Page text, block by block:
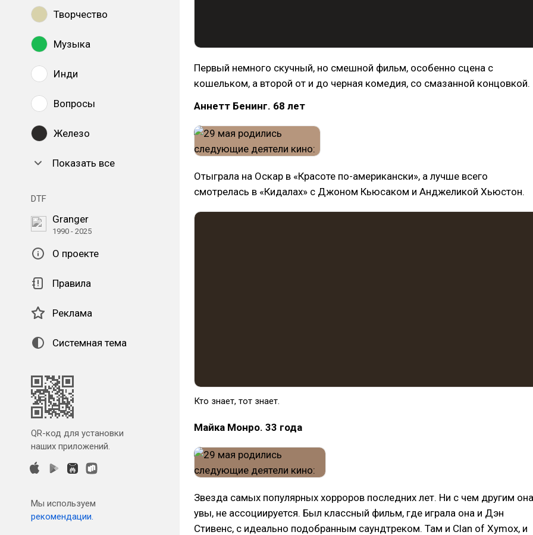
Творчество
Музыка
Инди
Вопросы
Железо
Показать все
DTF
Granger
1990 - 2025
О проекте
Правила
Реклама
Системная тема
QR-код для установки
наших приложений.
Мы используем
рекомендации.
Первый немного скучный, но смешной фильм, особенно сцена с
кошельком, а второй от и до черная комедия, со смазанной концовкой.
Аннетт Бенинг. 68 лет
Отыграла на Оскар в «Красоте по-американски», а лучше всего
смотрелась в «Кидалах» с Джоном Кьюсаком и Анджеликой Хьюстон.
Кто знает, тот знает.
Майка Монро. 33 года
Звезда самых популярных хорроров последних лет. Ни с чем другим
увы, не ассоциируется. Был классный фильм, где играла она и Дэн
Стивенс, с идеально подобранным саундтреком. Там и Clan of Xymox, и